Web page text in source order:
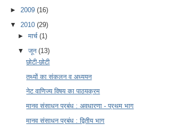
► 2009 (16)
▼ 2010 (29)
►मार्च(1)
▼जून(13)
छोटी-छोटी
तथ्यों का संकलन व अध्ययन
नेट वाणिज्य विषय का पाठयक्रम
मानव संसाधन प्रबंध : अवधारणा - प्रथम भाग
मानव संसाधन प्रबंध : द्वितीय भाग